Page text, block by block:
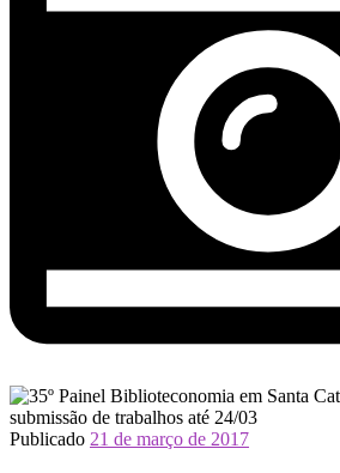
Publicado 21 de março de 2017